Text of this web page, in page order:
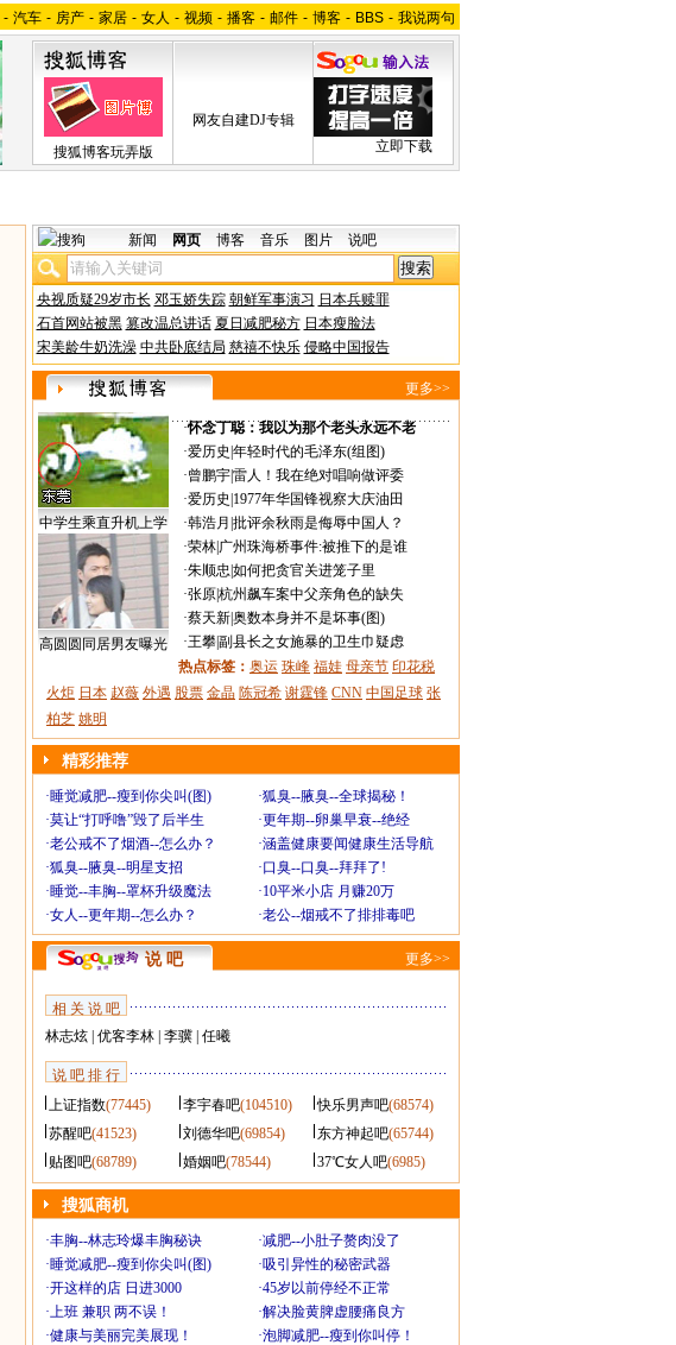
- 汽车 - 房产 - 家居 - 女人 - 视频 - 播客 - 邮件 - 博客 - BBS - 我说两句
搜狐博客玩弄版
网友自建DJ专辑
立即下载
新闻 网页 博客 音乐 图片 说吧
央视质疑29岁市长 邓玉娇失踪 朝鲜军事演习 日本兵赎罪
石首网站被黑 篡改温总讲话 夏日减肥秘方 日本瘦脸法
宋美龄牛奶洗澡 中共卧底结局 慈禧不快乐 侵略中国报告
更多>>
中学生乘直升机上学
高圆圆同居男友曝光
·怀念丁聪：我以为那个老头永远不老
·爱历史 年轻时代的毛泽东(组图)
·曾鹏宇|雷人！我在绝对唱响做评委
·爱历史 1977年华国锋视察大庆油田
·韩浩月 批评余秋雨是侮辱中国人？
·荣林| 广州珠海桥事件:被推下的是谁
·朱顺忠 如何把贪官关进笼子里
·张原|杭州飙车案中父亲角色的缺失
·蔡天新|奥数本身并不是坏事(图)
·王攀|副县长之女施暴的卫生巾疑虑
热点标签： 奥运 珠峰 福娃 母亲节 印花税
火炬 日本 赵薇 外遇 股票 金晶 陈冠希 谢霆锋 CNN 中国足球 张
柏芝 姚明
精彩推荐
·睡觉减肥--瘦到你尖叫(图) ·狐臭--腋臭--全球揭秘！
·莫让“打呼噜”毁了后半生 ·更年期--卵巢早衰--绝经
·老公戒不了烟酒--怎么办？ ·涵盖健康要闻健康生活导航
·狐臭--腋臭--明星支招 ·口臭--口臭--拜拜了!
·睡觉--丰胸--罩杯升级魔法 ·10平米小店 月赚20万
·女人--更年期--怎么办？ ·老公--烟戒不了排排毒吧
说 吧 更多>>
相 关 说 吧
林志炫| 优客李林| 李骥| 任曦
说 吧 排 行
上证指数(77445) 李宇春吧(104510) 快乐男声吧(68574)
苏醒吧(41523) 刘德华吧(69854) 东方神起吧(65744)
贴图吧(68789) 婚姻吧(78544) 37℃女人吧(6985)
搜狐商机
·丰胸--林志玲爆丰胸秘诀 ·减肥--小肚子赘肉没了
·睡觉减肥--瘦到你尖叫(图) ·吸引异性的秘密武器
·开这样的店 日进3000 ·45岁以前停经不正常
·上班 兼职 两不误！ ·解决脸黄脾虚腰痛良方
·健康与美丽完美展现！ ·泡脚减肥--瘦到你叫停！